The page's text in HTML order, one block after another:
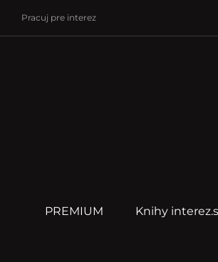
Pracuj pre interez
PREMIUM Knihy